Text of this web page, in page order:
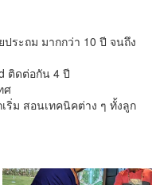
ระถม มากกว่า 10 ปี จนถึง
ติดต่อกัน 4 ปี
ศ
ริ่ม สอนเทคนิคต่าง ๆ ทั้งลูก